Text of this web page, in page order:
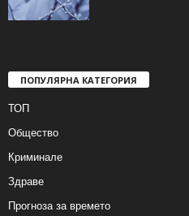
ПОПУЛЯРНА КАТЕГОРИЯ
ТОП
Общество
Криминале
Здраве
Прогноза за времето